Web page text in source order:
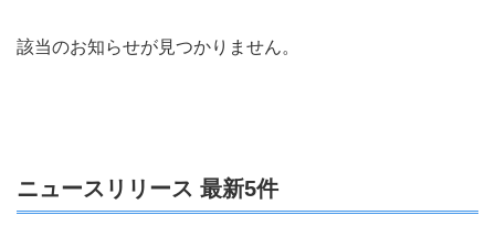
該当のお知らせが見つかりません。
ニュースリリース 最新5件